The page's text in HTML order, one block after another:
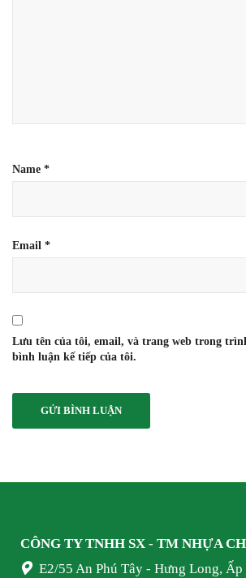
Name *
Email *
Lưu tên của tôi, email, và trang web trong
bình luận kế tiếp của tôi.
CÔNG TY TNHH SX - TM NHỰA
E2/55 An Phú Tây - Hưng Long,